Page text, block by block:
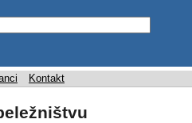
Kontakt